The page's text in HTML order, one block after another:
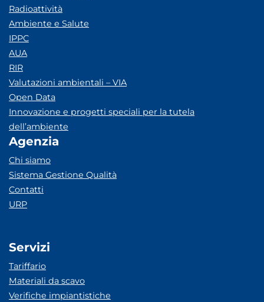
Radioattività
Ambiente e Salute
IPPC
AUA
RIR
Valutazioni ambientali – VIA
Open Data
Innovazione e progetti speciali per la tutela
dell’ambiente
Agenzia
Chi siamo
Sistema Gestione Qualità
Contatti
URP
Servizi
Tariffario
Materiali da scavo
Verifiche impiantistiche